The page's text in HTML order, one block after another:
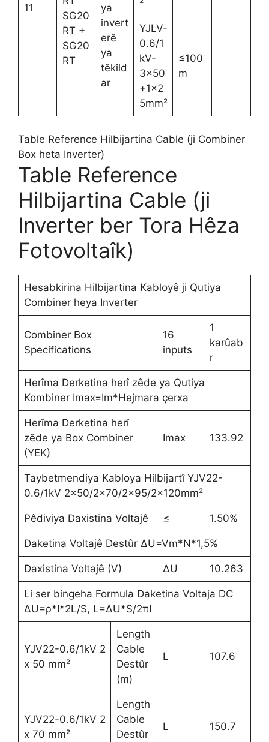
11
SG20
RT +
SG20
RT
ya
invert
erê
ya
têkild
ar
²
YJLV-
0.6/1
kV-
3×50
+1×2
5mm²
≤100
m
Table Reference Hilbijartina Cable (ji Combiner
Box heta Inverter)
Table Reference
Hilbijartina Cable (ji
Inverter ber Tora Hêza
Fotovoltaîk)
Hesabkirina Hilbijartina Kabloyê ji Qutiya
Combiner heya Inverter
Combiner Box
Specifications
16
inputs
1
karûab
r
Herîma Derketina herî zêde ya Qutiya
Kombiner Imax=Im*Hejmara çerxa
Herîma Derketina herî
zêde ya Box Combiner
(YEK)
Imax 133.92
Taybetmendiya Kabloya Hilbijartî YJV22-
0.6/1kV 2×50/2×70/2×95/2x120mm²
Pêdiviya Daxistina Voltajê ≤ 1.50%
Daketina Voltajê Destûr ΔU=Vm*N*1,5%
Daxistina Voltajê (V) ΔU 10.263
Li ser bingeha Formula Daketina Voltaja DC
ΔU=ρ*I*2L/S, L=ΔU*S/2πI
YJV22-0.6/1kV 2
x 50 mm²
Length
Cable
Destûr
(m)
L 107.6
YJV22-0.6/1kV 2
x 70 mm²
Length
Cable
Destûr
L 150.7